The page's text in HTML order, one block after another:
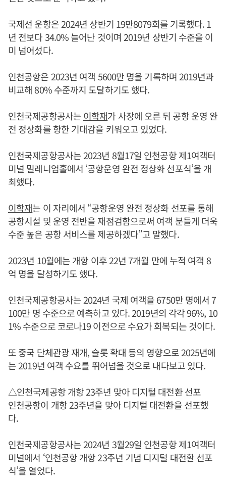
국제선 운항은 2024년 상반기 19만8079회를 기록했다. 1
년 전보다 34.0% 늘어난 것이며 2019년 상반기 수준을 이
미 넘어섰다.
인천공항은 2023년 여객 5600만 명을 기록하며 2019년과
비교해 80% 수준까지 도달하기도 했다.
인천국제공항공사는이학재가 사장에 오른 뒤 공항 운영 완
전 정상화를 향한 기대감을 키워오고 있었다.
인천국제공항공사는 2023년 8월17일 인천공항 제1여객터
미널 밀레니엄홀에서 ‘공항운영 완전 정상화 선포식’을 개
최했다.
이학재는 이 자리에서 “공항운영 완전 정상화 선포를 통해
공항시설 및 운영 전반을 재점검함으로써 여객 분들게 더욱
수준 높은 공항 서비스를 제공하겠다”고 말했다.
2023년 10월에는 개항 이후 22년 7개월 만에 누적 여객 8
억 명을 달성하기도 했다.
인천국제공항공사는 2024년 국제 여객을 6750만 명에서 7
100만 명 수준으로 예측하고 있다. 2019년의 각각 96%, 10
1% 수준으로 코로나19 이전으로 수요가 회복되는 것이다.
또 중국 단체관광 재개, 슬롯 확대 등의 영향으로 2025년에
는 2019년 여객 수요를 뛰어넘을 것으로 내다보고 있다.
△인천국제공항 개항 23주년 맞아 디지털 대전환 선포
인천공항이 개항 23주년을 맞아 디지털 대전환을 선포했
다.
인천국제공항공사는 2024년 3월29일 인천공항 제1여객터
미널에서 ‘인천공항 개항 23주년 기념 디지털 대전환 선포
식’을 열었다.